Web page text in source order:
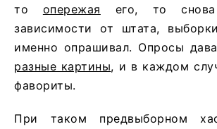
то опережая его, то
зависимости от штата,
именно опрашивал. Опросы
разные картины, и в каждом
фавориты.
При таком предвыборном